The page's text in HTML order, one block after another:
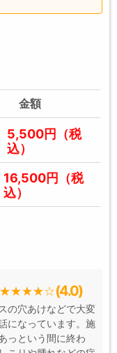
金額
5,500円（税
込）
16,500円（税
込）
(4.0)
の穴あけなどで大変
になっています。施
っという間に終わ